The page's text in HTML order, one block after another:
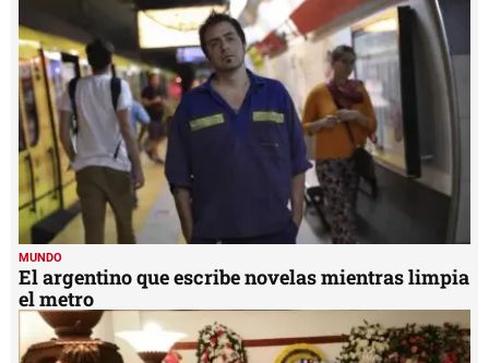
54
seconds
MUNDO
El argentino que escribe novelas mientras limpia
el metro